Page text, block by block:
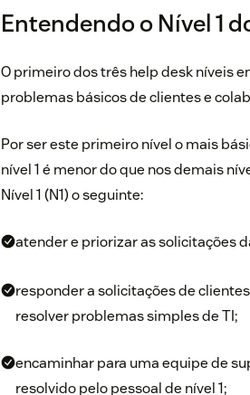
Entendendo o Nível 1
O primeiro dos três help desk níveis
problemas básicos de clientes e
Por ser este primeiro nível o mais
nível 1 é menor do que nos demais
Nível 1 (N1) o seguinte:
atender e priorizar as solicitações
responder a solicitações de
resolver problemas simples de TI;
encaminhar para uma equipe de
resolvido pelo pessoal de nível 1;